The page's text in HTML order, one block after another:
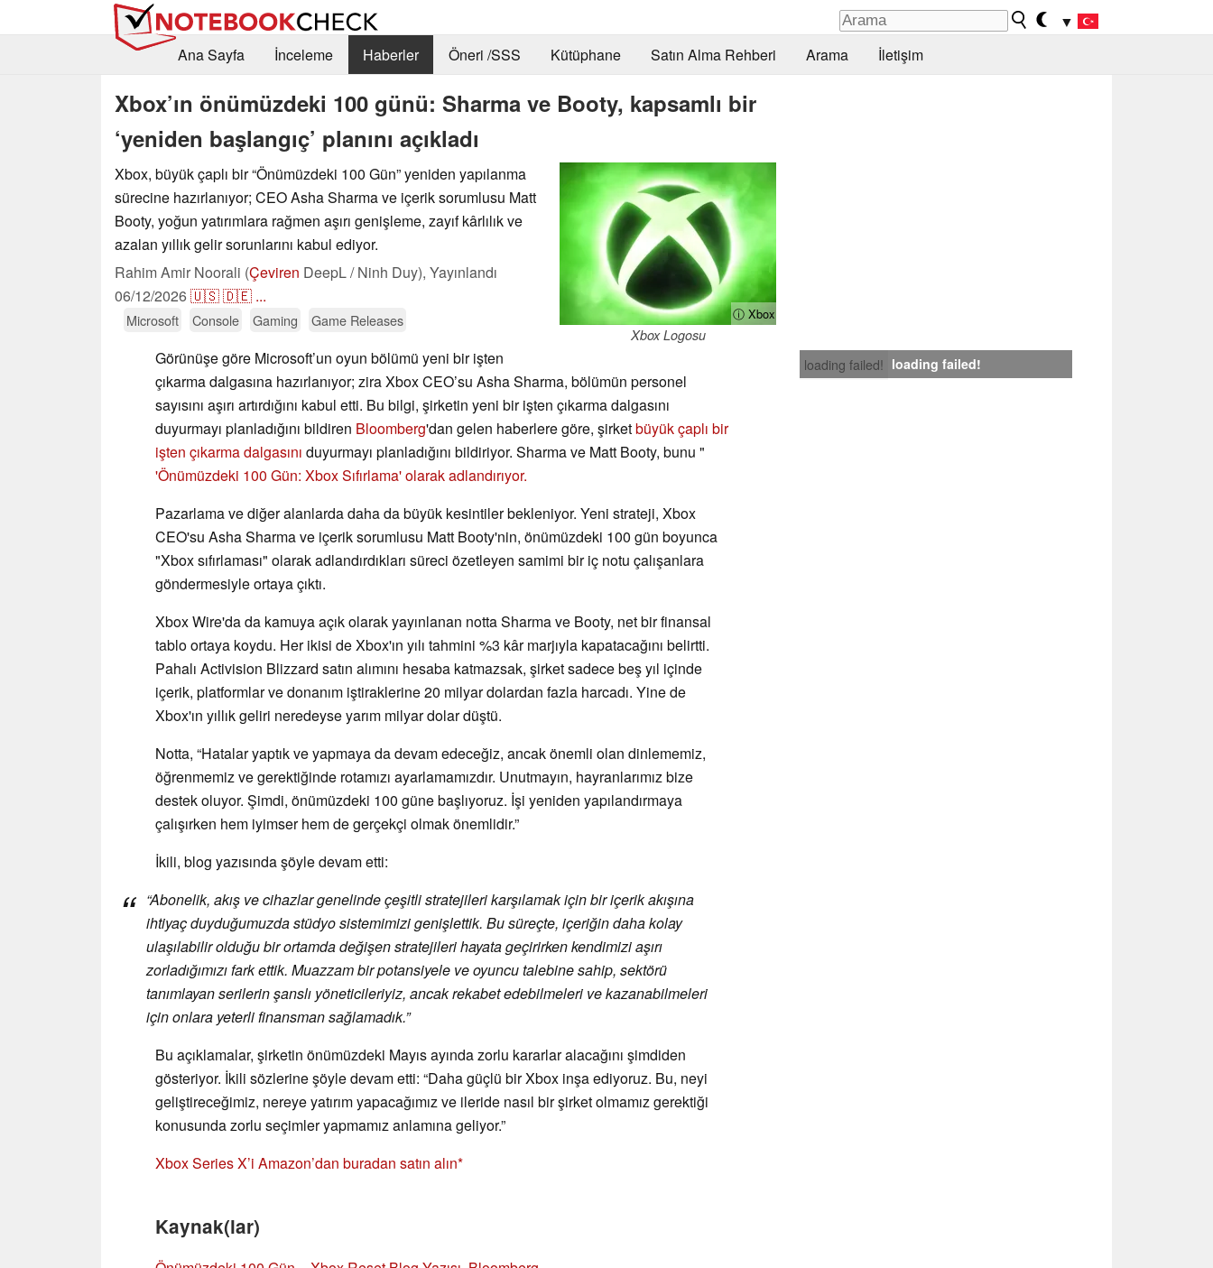
▼
Ana Sayfa
İnceleme Haberler Öneri /SSS Kütüphane Satın Alma Rehberi Arama İletişim
Xbox’ın önümüzdeki 100 günü: Sharma ve Booty, kapsamlı bir
‘yeniden başlangıç’ planını açıkladı
ⓘ Xbox
Xbox Logosu
Xbox, büyük çaplı bir “Önümüzdeki 100 Gün” yeniden yapılanma
sürecine hazırlanıyor; CEO Asha Sharma ve içerik sorumlusu Matt
Booty, yoğun yatırımlara rağmen aşırı genişleme, zayıf kârlılık ve
azalan yıllık gelir sorunlarını kabul ediyor.
Rahim Amir Noorali (Çeviren DeepL / Ninh Duy), Yayınlandı
06/12/2026🇺🇸🇩🇪 ...
Microsoft Console Gaming Game Releases
loading failed! loading failed!
Görünüşe göre Microsoft’un oyun bölümü yeni bir işten
çıkarma dalgasına hazırlanıyor; zira Xbox CEO’su Asha Sharma, bölümün personel
sayısını aşırı artırdığını kabul etti. Bu bilgi, şirketin yeni bir işten çıkarma dalgasını
duyurmayı planladığını bildiren Bloomberg'dan gelen haberlere göre, şirketbüyük çaplı bir
işten çıkarma dalgasını duyurmayı planladığını bildiriyor. Sharma ve Matt Booty, bunu "
'Önümüzdeki 100 Gün: Xbox Sıfırlama' olarak adlandırıyor.
Pazarlama ve diğer alanlarda daha da büyük kesintiler bekleniyor. Yeni strateji, Xbox
CEO'su Asha Sharma ve içerik sorumlusu Matt Booty'nin, önümüzdeki 100 gün boyunca
"Xbox sıfırlaması" olarak adlandırdıkları süreci özetleyen samimi bir iç notu çalışanlara
göndermesiyle ortaya çıktı.
Xbox Wire'da da kamuya açık olarak yayınlanan notta Sharma ve Booty, net bir finansal
tablo ortaya koydu. Her ikisi de Xbox'ın yılı tahmini %3 kâr marjıyla kapatacağını belirtti.
Pahalı Activision Blizzard satın alımını hesaba katmazsak, şirket sadece beş yıl içinde
içerik, platformlar ve donanım iştiraklerine 20 milyar dolardan fazla harcadı. Yine de
Xbox'ın yıllık geliri neredeyse yarım milyar dolar düştü.
Notta, “Hatalar yaptık ve yapmaya da devam edeceğiz, ancak önemli olan dinlememiz,
öğrenmemiz ve gerektiğinde rotamızı ayarlamamızdır. Unutmayın, hayranlarımız bize
destek oluyor. Şimdi, önümüzdeki 100 güne başlıyoruz. İşi yeniden yapılandırmaya
çalışırken hem iyimser hem de gerçekçi olmak önemlidir.”
İkili, blog yazısında şöyle devam etti:
“Abonelik, akış ve cihazlar genelinde çeşitli stratejileri karşılamak için bir içerik akışına
ihtiyaç duyduğumuzda stüdyo sistemimizi genişlettik. Bu süreçte, içeriğin daha kolay
ulaşılabilir olduğu bir ortamda değişen stratejileri hayata geçirirken kendimizi aşırı
zorladığımızı fark ettik. Muazzam bir potansiyele ve oyuncu talebine sahip, sektörü
tanımlayan serilerin şanslı yöneticileriyiz, ancak rekabet edebilmeleri ve kazanabilmeleri
için onlara yeterli finansman sağlamadık.”
Bu açıklamalar, şirketin önümüzdeki Mayıs ayında zorlu kararlar alacağını şimdiden
gösteriyor. İkili sözlerine şöyle devam etti: “Daha güçlü bir Xbox inşa ediyoruz. Bu, neyi
geliştireceğimiz, nereye yatırım yapacağımız ve ileride nasıl bir şirket olmamız gerektiği
konusunda zorlu seçimler yapmamız anlamına geliyor.”
Xbox Series X’i Amazon’dan buradan satın alın
Kaynak(lar)